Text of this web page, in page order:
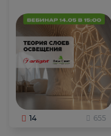
14 655